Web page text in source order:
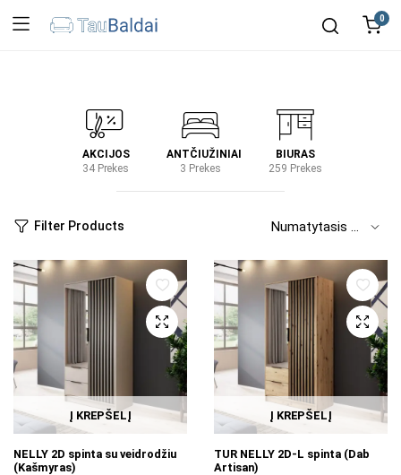
0
AKCIJOS
34 Prekes
ANTČIUŽINIAI
3 Prekes
BIURAS
259 Prekes
Filter Products
Į KREPŠELĮ
NELLY 2D spinta su veidrodžiu
(Kašmyras)
Į KREPŠELĮ
TUR NELLY 2D-L spinta (Dab
Artisan)